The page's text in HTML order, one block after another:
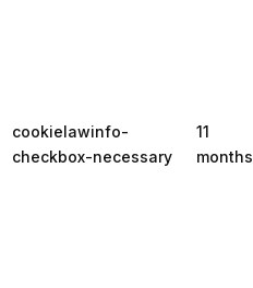
cookielawinfo-
checkbox-necessary
11
months